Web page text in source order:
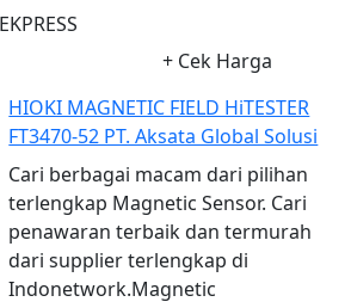
+ Cek Harga
HIOKI MAGNETIC FIELD HiTESTER
FT3470-52 PT. Aksata Global Solusi
Cari berbagai macam dari pilihan
terlengkap Magnetic Sensor. Cari
penawaran terbaik dan termurah
dari supplier terlengkap di
Indonetwork.Magnetic